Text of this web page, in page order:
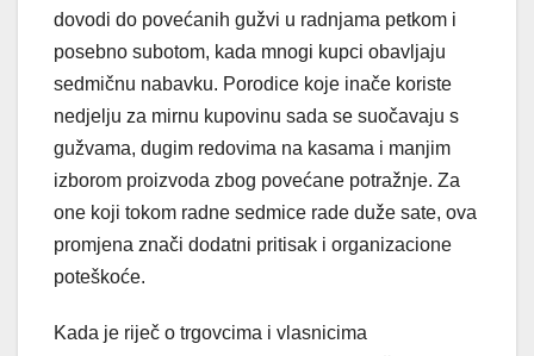
dovodi do povećanih gužvi u radnjama petkom i
posebno subotom, kada mnogi kupci obavljaju
sedmičnu nabavku. Porodice koje inače koriste
nedjelju za mirnu kupovinu sada se suočavaju s
gužvama, dugim redovima na kasama i manjim
izborom proizvoda zbog povećane potražnje. Za
one koji tokom radne sedmice rade duže sate, ova
promjena znači dodatni pritisak i organizacione
poteškoće.
Kada je riječ o trgovcima i vlasnicima